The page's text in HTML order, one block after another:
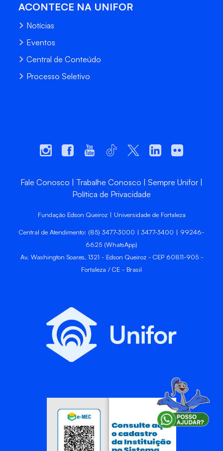
ACONTECE NA UNIFOR
Notícias
Eventos
Central de Conteúdo
Processo Seletivo
Fale Conosco Trabalhe Conosco
Sempre Unifor
Política de Privacidade
Fundação Edson Queiroz | Universidade de Fortaleza
Central de Atendimento: (85) 3477-3000 | 3477-3400 | 99246-
6625 (WhatsApp)
Av. Washington Soares, 1321 - Edson Queiroz - CEP 60811-905 -
Fortaleza / CE - Brasil